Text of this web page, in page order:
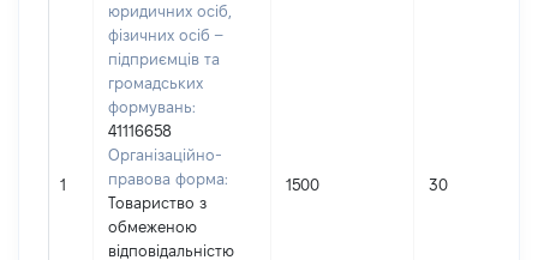
1
юридичних осіб,
фізичних осіб –
підприємців та
громадських
формувань:
41116658
Організаційно-
правова форма:
Товариство з
обмеженою
відповідальністю
1500 30